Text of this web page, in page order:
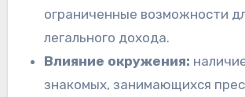
ограниченные возможности
легального дохода.
Влияние окружения:
знакомых, занимающихся